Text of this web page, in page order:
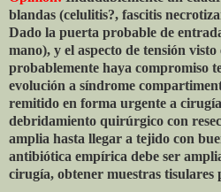
blandas (celulitis?, fascitis
Dado la puerta probable de
mano), y el aspecto de tensión
probablemente haya compromiso
evolución a síndrome
remitido en forma urgente a
debridamiento quirúrgico con
amplia hasta llegar a tejido con
antibiótica empírica debe ser
cirugía, obtener muestras tisulares